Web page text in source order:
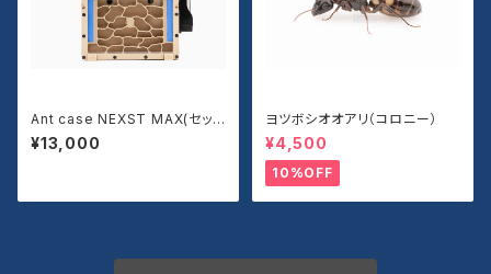
Ant case NEXST MAX(セッ
ト)
¥13,000
ヨツボシオオアリ（コロニー）
¥4,500
10%OFF